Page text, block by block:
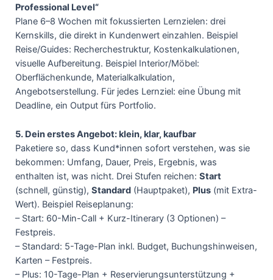
Professional Level“
Plane 6–8 Wochen mit fokussierten Lernzielen: drei
Kernskills, die direkt in Kundenwert einzahlen. Beispiel
Reise/Guides: Recherchestruktur, Kostenkalkulationen,
visuelle Aufbereitung. Beispiel Interior/Möbel:
Oberflächenkunde, Materialkalkulation,
Angebotserstellung. Für jedes Lernziel: eine Übung mit
Deadline, ein Output fürs Portfolio.
5. Dein erstes Angebot: klein, klar, kaufbar
Paketiere so, dass Kund*innen sofort verstehen, was sie
bekommen: Umfang, Dauer, Preis, Ergebnis, was
enthalten ist, was nicht. Drei Stufen reichen: Start
(schnell, günstig), Standard (Hauptpaket), Plus (mit Extra-
Wert). Beispiel Reiseplanung:
– Start: 60-Min-Call + Kurz-Itinerary (3 Optionen) –
Festpreis.
– Standard: 5-Tage-Plan inkl. Budget, Buchungshinweisen,
Karten – Festpreis.
– Plus: 10-Tage-Plan + Reservierungsunterstützung +